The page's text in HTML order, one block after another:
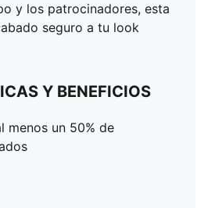
y los patrocinadores, esta
seguro a tu look
Y BENEFICIOS
menos un 50% de